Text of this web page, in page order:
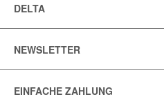
DELTA
NEWSLETTER
EINFACHE ZAHLUNG